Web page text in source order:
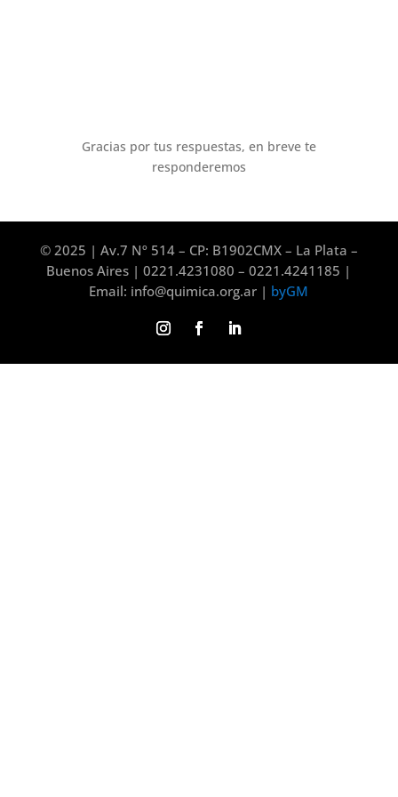
Gracias por tus respuestas, en breve te
responderemos
© 2025 | Av.7 Nº 514 – CP: B1902CMX – La Plata –
Buenos Aires | 0221.4231080 – 0221.4241185 |
Email: info@quimica.org.ar | byGM